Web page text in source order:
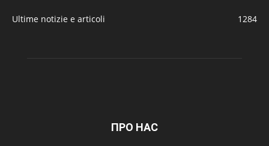
Ultime notizie e articoli 1284
ПРО НАС